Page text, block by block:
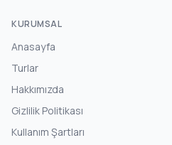
KURUMSAL
Anasayfa
Turlar
Hakkımızda
Gizlilik Politikası
Kullanım Şartları